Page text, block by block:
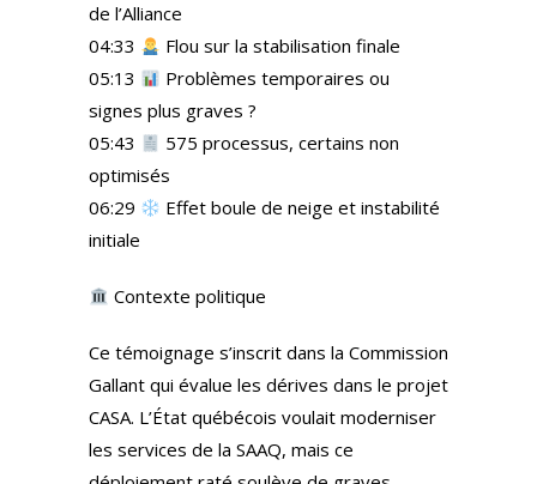
de l’Alliance
04:33
Flou sur la stabilisation finale
05:13
Problèmes temporaires ou
signes plus graves ?
05:43
575 processus, certains non
optimisés
06:29
Effet boule de neige et instabilité
initiale
Contexte politique
Ce témoignage s’inscrit dans la Commission
Gallant qui évalue les dérives dans le projet
CASA. L’État québécois voulait moderniser
les services de la SAAQ, mais ce